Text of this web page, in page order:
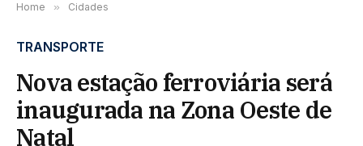
Home » Cidades
TRANSPORTE
Nova estação ferroviária será
inaugurada na Zona Oeste de
Natal